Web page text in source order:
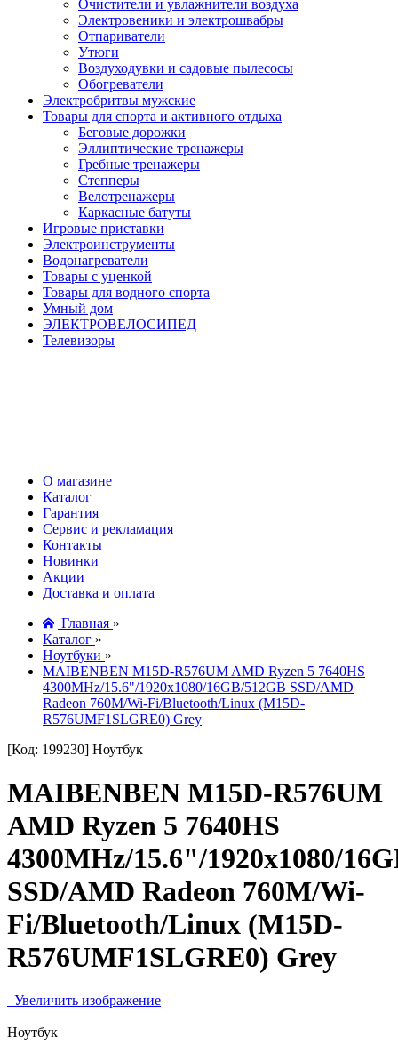
Очистители и увлажнители воздуха
Электровеники и электрошвабры
Отпариватели
Утюги
Воздуходувки и садовые пылесосы
Обогреватели
Электробритвы мужские
Товары для спорта и активного отдыха
Беговые дорожки
Эллиптические тренажеры
Гребные тренажеры
Степперы
Велотренажеры
Каркасные батуты
Игровые приставки
Электроинструменты
Водонагреватели
Товары с уценкой
Товары для водного спорта
Умный дом
ЭЛЕКТРОВЕЛОСИПЕД
Телевизоры
О магазине
Каталог
Гарантия
Сервис и рекламация
Контакты
Новинки
Акции
Доставка и оплата
Главная »
Каталог »
Ноутбуки »
MAIBENBEN M15D-R576UM AMD Ryzen 5 7640HS
4300MHz/15.6"/1920x1080/16GB/512GB SSD/AMD
Radeon 760M/Wi-Fi/Bluetooth/Linux (M15D-
R576UMF1SLGRE0) Grey
[Код: 199230] Ноутбук
MAIBENBEN M15D-R576UM
AMD Ryzen 5 7640HS
4300MHz/15.6"/1920x1080/
SSD/AMD Radeon 760M/Wi-
Fi/Bluetooth/Linux (M15D-
R576UMF1SLGRE0) Grey
Увеличить изображение
Ноутбук